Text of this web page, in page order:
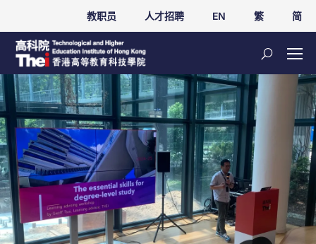
教职员 人才招聘 EN 繁 简